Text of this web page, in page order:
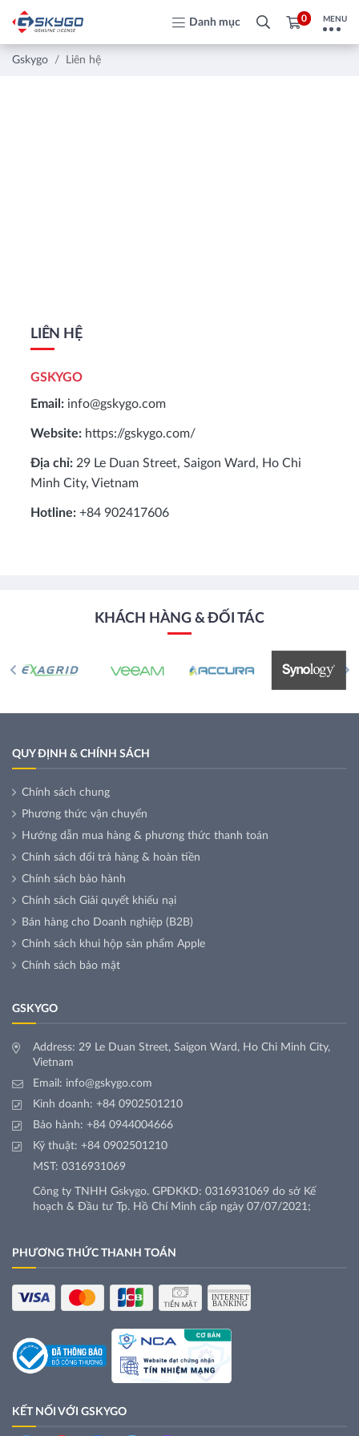
Danh mục 0 MENU
Gskygo Liên hệ
LIÊN HỆ
GSKYGO
Email: info@gskygo.com
Website: https://gskygo.com/
Địa chỉ: 29 Le Duan Street, Saigon Ward, Ho Chi
Minh City, Vietnam
Hotline: +84 902417606
KHÁCH HÀNG & ĐỐI TÁC
QUY ĐỊNH & CHÍNH SÁCH
Chính sách chung
Phương thức vận chuyển
Hướng dẫn mua hàng & phương thức thanh toán
Chính sách đổi trả hàng & hoàn tiền
Chính sách bảo hành
Chính sách Giải quyết khiếu nại
Bán hàng cho Doanh nghiệp (B2B)
Chính sách khui hộp sản phẩm Apple
Chính sách bảo mật
GSKYGO
Address: 29 Le Duan Street, Saigon Ward, Ho Chi Minh City,
Vietnam
Email: info@gskygo.com
Kinh doanh: +84 0902501210
Bảo hành: +84 0944004666
Kỹ thuật: +84 0902501210
MST: 0316931069
Công ty TNHH Gskygo. GPĐKKD: 0316931069 do sở Kế
hoạch & Đầu tư Tp. Hồ Chí Minh cấp ngày 07/07/2021;
PHƯƠNG THỨC THANH TOÁN
KẾT NỐI VỚI GSKYGO